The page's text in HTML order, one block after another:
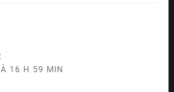
16 H 59 MIN